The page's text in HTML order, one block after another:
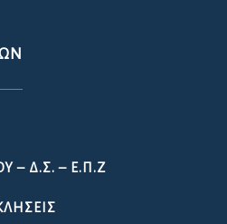
– Δ.Σ. – Ε.Π.Ζ